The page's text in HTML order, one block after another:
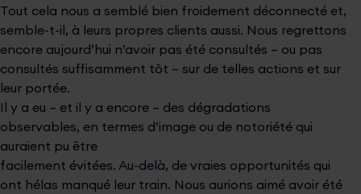
Tout cela nous a semblé bien froidement déconnecté et,
semble-t-il, à leurs propres clients aussi. Nous regrettons
encore aujourd’hui n’avoir pas été consultés – ou pas
consultés suffisamment tôt – sur de telles actions et sur
leur portée.
Il y a eu – et il y a encore – des dégradations
observables, en termes d’image ou de notoriété qui
auraient pu être
facilement évitées. Au-delà, de vraies opportunités qui
ont hélas manqué leur train. Nous aurions aimé avoir été